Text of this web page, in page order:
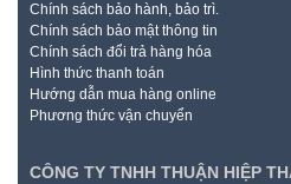
Chính sách bảo hành, bảo trì.
Chính sách bảo mật thông tin
Chính sách đổi trả hàng hóa
Hình thức thanh toán
Hướng dẫn mua hàng online
Phương thức vận chuyển
CÔNG TY TNHH THUẬN HIỆP